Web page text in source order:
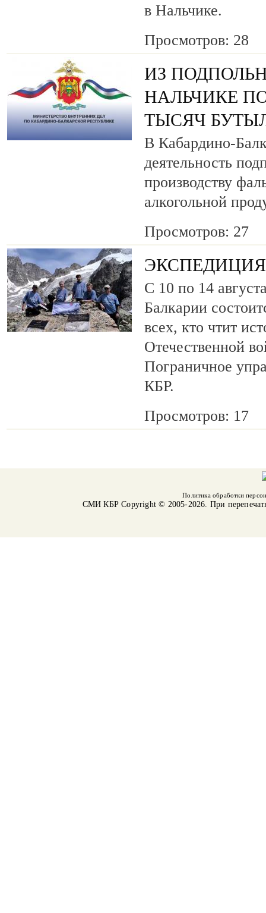
в Нальчике.
Просмотров: 28
ИЗ
НАЛЬЧИКЕ
ТЫСЯЧ
В Кабардино-
деятельность
производству
алкогольной
Просмотров: 27
С 10 по 14
Балкарии
всех, кто чтит
Отечественной
Пограничное
КБР.
Просмотров: 17
Политика обработки
СМИ КБРCopyright © 2005-2026. При